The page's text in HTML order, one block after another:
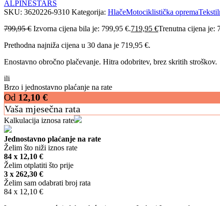
ALPINESTARS
SKU: 3620226-9310 Kategorija: HlačeMotociklistička oprema
799,95€ Izvorna cijena bila je: 799,95 €.719,95 €Trenutna cijena je:
Prethodna najniža cijena u 30 dana je 719,95 €.
Enostavno obročno plačevanje. Hitra odobritev, brez skritih stroškov.
ili
Brzo i jednostavno plaćanje na rate
Od 12,10 €
Vaša mjesečna rata
Kalkulacija iznosa rate
Jednostavno plaćanje na rate
Želim što niži iznos rate
84 x 12,10 €
Želim otplatiti što prije
3 x 262,30 €
Želim sam odabrati broj rata
84 x 12,10 €